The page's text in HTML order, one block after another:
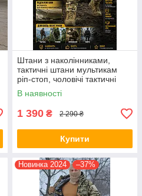
Штани з наколінниками,
тактичні штани мультикам
ріп-стоп, чоловічі тактичні
штани з наколінниками
мультикам
В наявності
1 390 ₴ 2 290 ₴
Купити
Новинка 2024 –37%